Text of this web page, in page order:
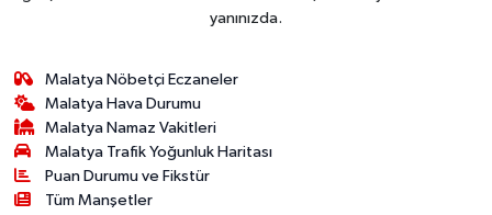
yanınızda.
Malatya Nöbetçi Eczaneler
Malatya Hava Durumu
Malatya Namaz Vakitleri
Malatya Trafik Yoğunluk Haritası
Puan Durumu ve Fikstür
Tüm Manşetler